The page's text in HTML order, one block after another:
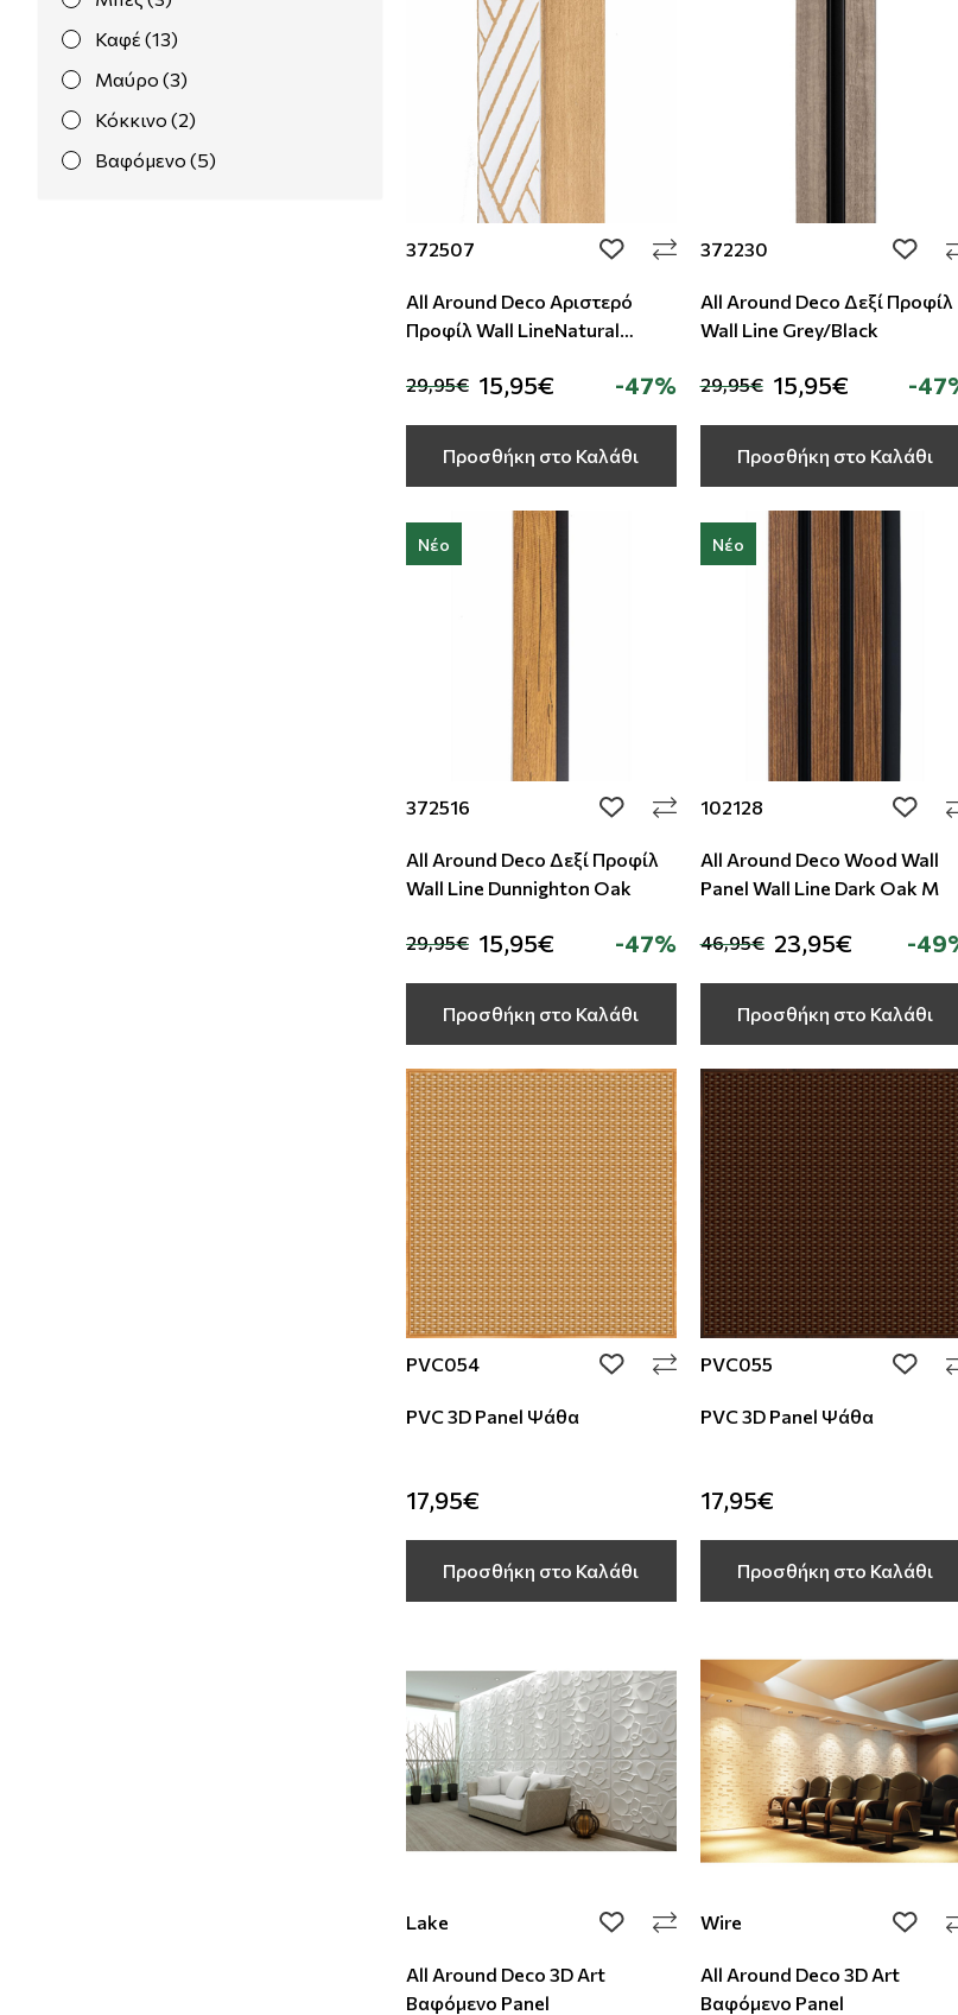
Καφέ (13)
Μαύρο (3)
Κόκκινο (2)
Βαφόμενο (5)
372507 add to wishlist
All Around Deco Αριστερό
Προφίλ Wall LineNatural
29,95€ 15,95€ -47%
Προσθήκη στο Καλάθι
372230 add
All Around Deco Δεξί Προφίλ
Wall Line Grey/Black
29,95€ 15,95€ -
Προσθήκη στο Καλάθι
Νέο
372516 add to wishlist
All Around Deco Δεξί Προφίλ
Wall Line Dunnighton Oak
29,95€ 15,95€ -47%
Προσθήκη στο Καλάθι
Νέο
102128 add
All Around Deco Wood Wall
Panel Wall Line Dark Oak M
46,95€ 23,95€ -
Προσθήκη στο Καλάθι
PVC054 add to wishlist
PVC 3D Panel Ψάθα
17,95€
Προσθήκη στο Καλάθι
PVC055 add
PVC 3D Panel Ψάθα
17,95€
Προσθήκη στο Καλάθι
Lake add to wishlist
All Around Deco 3D Art
Βαφόμενο Panel
Wire add
All Around Deco 3D Art
Βαφόμενο Panel